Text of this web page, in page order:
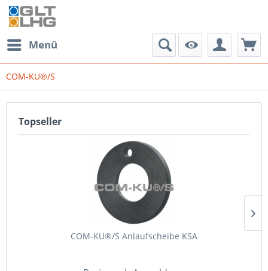
Menü
COM-KU®/S
Topseller
COM-KU®/S Anlaufscheibe KSA